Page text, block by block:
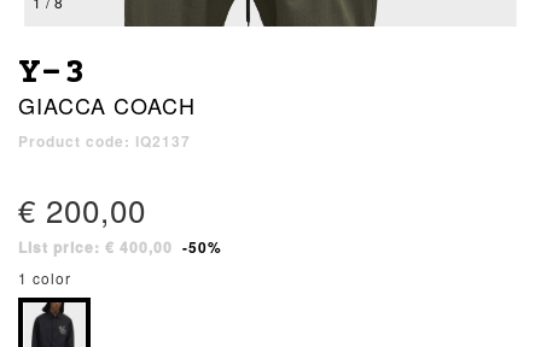
Y-3
GIACCA COACH
Product code: IQ2137
€ 200,00
List price: € 400,00 -50%
1 color